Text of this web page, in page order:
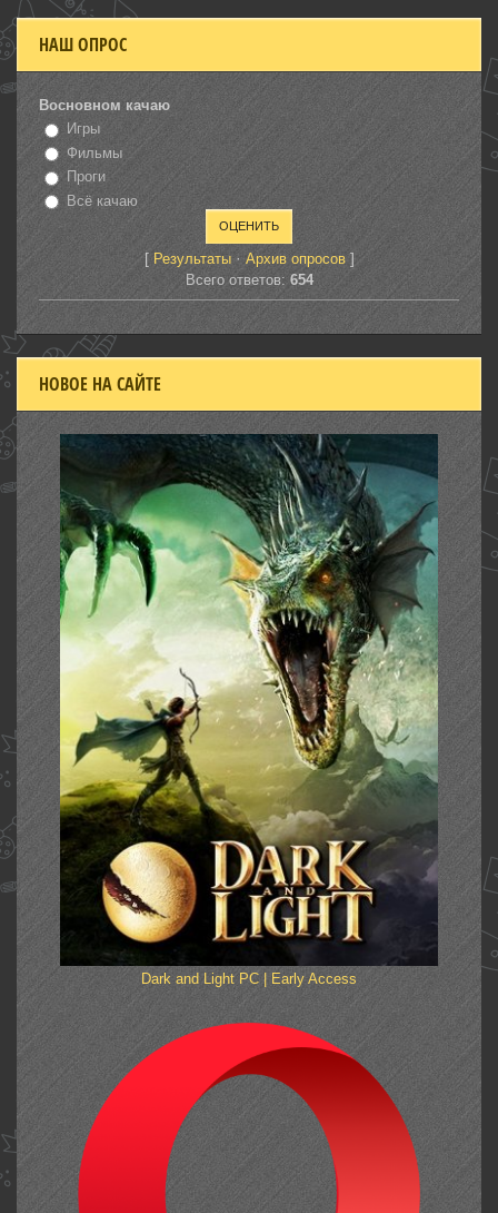
НАШ ОПРОС
Восновном качаю
Игры
Фильмы
Проги
Всё качаю
[ Результаты· Архив опросов]
Всего ответов: 654
НОВОЕ НА САЙТЕ
Dark and Light PC | Early Access